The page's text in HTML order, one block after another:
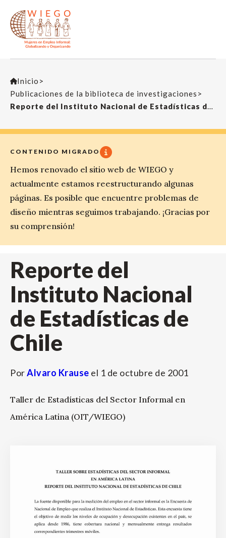
Inicio >
Publicaciones de la biblioteca de investigaciones >
Reporte del Instituto Nacional de Estadísticas de Chile
CONTENIDO MIGRADO
Hemos renovado el sitio web de WIEGO y
actualmente estamos reestructurando algunas
páginas. Es posible que encuentre problemas de
diseño mientras seguimos trabajando. ¡Gracias por
su comprensión!
Reporte del
Instituto Nacional
de Estadísticas de
Chile
PorAlvaro Krause el 1 de octubre de 2001
Taller de Estadísticas del Sector Informal en
América Latina (OIT/WIEGO)